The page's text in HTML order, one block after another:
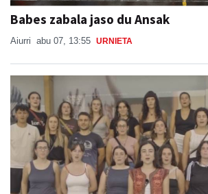
Babes zabala jaso du Ansak
Aiurri abu 07, 13:55 URNIETA